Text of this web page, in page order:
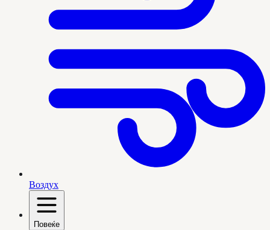
Воздух
Повеќе